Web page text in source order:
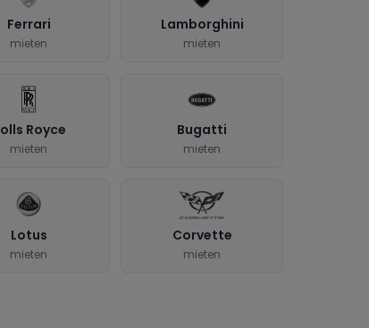
Ferrari
mieten
Lamborghini
mieten
Royce
mieten
Bugatti
mieten
Lotus
mieten
Corvette
mieten